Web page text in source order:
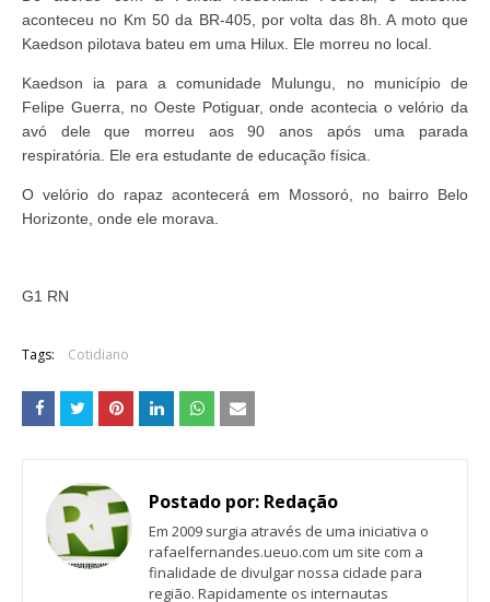
aconteceu no Km 50 da BR-405, por volta das 8h. A moto que
Kaedson pilotava bateu em uma Hilux. Ele morreu no local.
Kaedson ia para a comunidade Mulungu, no município de
Felipe Guerra, no Oeste Potiguar, onde acontecia o velório da
avó dele que morreu aos 90 anos após uma parada
respiratória. Ele era estudante de educação física.
O velório do rapaz acontecerá em Mossoró, no bairro Belo
Horizonte, onde ele morava.
G1 RN
Tags: Cotidiano
Postado por: Redação
Em 2009 surgia através de uma iniciativa o
rafaelfernandes.ueuo.com um site com a
finalidade de divulgar nossa cidade para
região. Rapidamente os internautas